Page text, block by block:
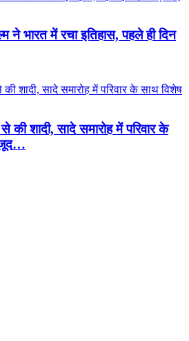
ने भारत में रचा इतिहास, पहले ही दिन
की शादी, सादे समारोह में परिवार के